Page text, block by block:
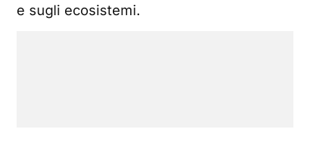
e sugli ecosistemi.